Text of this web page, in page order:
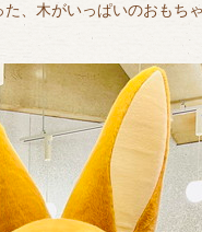
、木がいっぱいのおもち